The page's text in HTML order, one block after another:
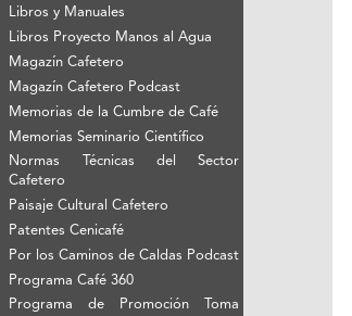
Libros y Manuales
Libros Proyecto Manos al Agua
Magazín Cafetero
Magazín Cafetero Podcast
Memorias de la Cumbre de Café
Memorias Seminario Científico
Normas Técnicas del Sector
Cafetero
Paisaje Cultural Cafetero
Patentes Cenicafé
Por los Caminos de Caldas Podcast
Programa Café 360
Programa de Promoción Toma